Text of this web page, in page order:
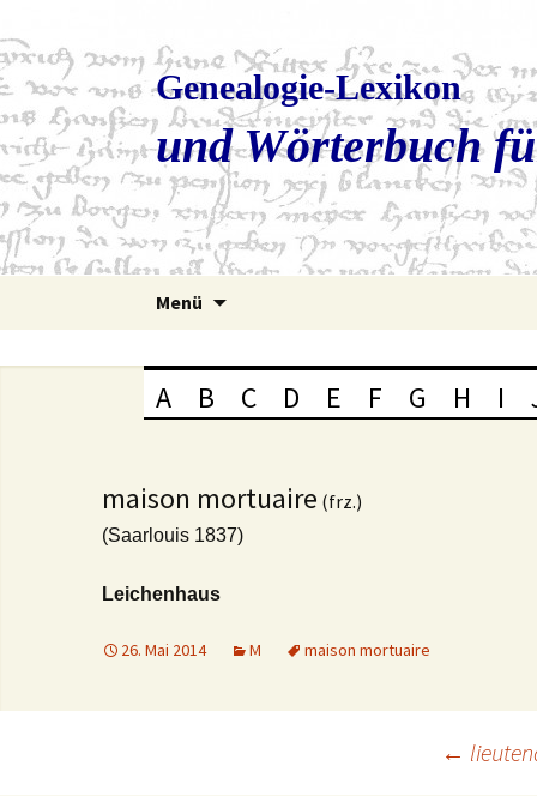
Genealogie-Lexikon
und Wörterbuch
Menü
A B C D E F G H I
maison mortuaire (frz.)
(Saarlouis 1837)
Leichenhaus
26. Mai 2014 M maison mortuaire
←